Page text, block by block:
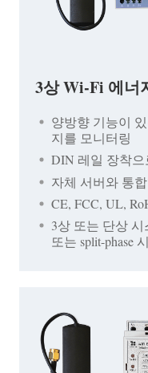
3상 Wi-Fi 에너
양방향 기능이
지를 모니터링
DIN 레일 장착
자체 서버와 통
CE, FCC, UL,
3상 또는 단상
또는 split-phase